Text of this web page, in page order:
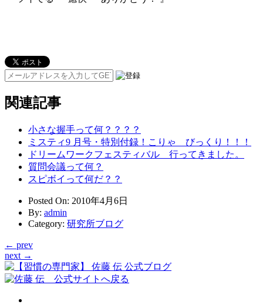
関連記事
小さな握手って何？？？？
ミスティ9 月号・特別付録！こりゃ びっくり！！！
ドリームワークフェスティバル 行ってきました。
質問会議って何？
スピボイって何だ？？
Posted On: 2010年4月6日
By: admin
Category: 研究所ブログ
← prev
next →